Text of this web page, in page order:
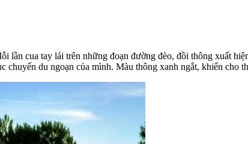
cua tay lái trên những đoạn đường đèo, đồi thông xuất
chuyến du ngoạn của mình. Màu thông xanh ngắt, khiến cho